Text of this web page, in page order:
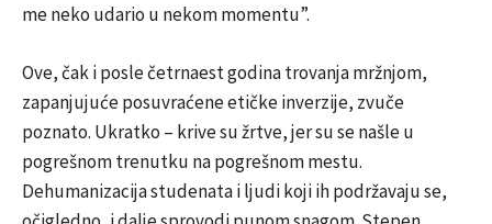
me neko udario u nekom momentu”.
Ove, čak i posle četrnaest godina trovanja mržnjom,
zapanjujuće posuvraćene etičke inverzije, zvuče
poznato. Ukratko – krive su žrtve, jer su se našle u
pogrešnom trenutku na pogrešnom mestu.
Dehumanizacija studenata i ljudi koji ih podržavaju se,